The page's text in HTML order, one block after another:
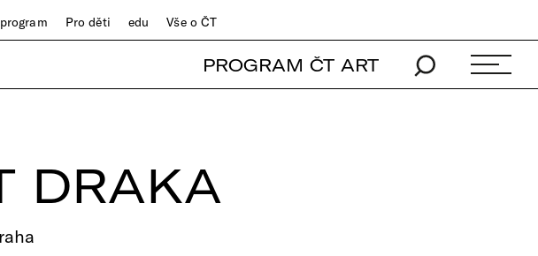
Pro děti edu Vše o ČT
PROGRAM ČT ART
DRAKA